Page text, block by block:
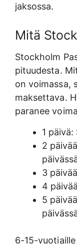
jaksossa.
Mitä
Stockholm
pituudesta.
on voimassa,
maksettava.
paranee
1 päivä:
2
3
4
5
6-15-